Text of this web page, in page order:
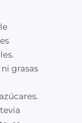
grasas